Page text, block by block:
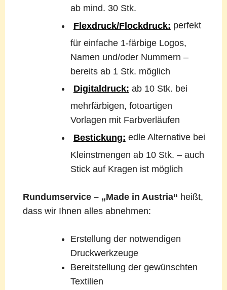
ab mind. 30 Stk.
Flexdruck/Flockdruck: perfekt
für einfache 1-färbige Logos,
Namen und/oder Nummern –
bereits ab 1 Stk. möglich
Digitaldruck: ab 10 Stk. bei
mehrfärbigen, fotoartigen
Vorlagen mit Farbverläufen
Bestickung: edle Alternative bei
Kleinstmengen ab 10 Stk. – auch
Stick auf Kragen ist möglich
Rundumservice – „Made in Austria“ heißt,
dass wir Ihnen alles abnehmen:
Erstellung der notwendigen
Druckwerkzeuge
Bereitstellung der gewünschten
Textilien